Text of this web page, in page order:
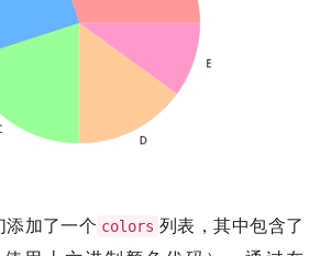
添加了一个 colors 列表，其中包含了